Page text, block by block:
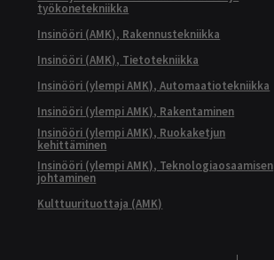
työkonetekniikka
Insinööri (AMK), Rakennustekniikka
Insinööri (AMK), Tietotekniikka
Insinööri (ylempi AMK), Automaatiotekniikka
Insinööri (ylempi AMK), Rakentaminen
Insinööri (ylempi AMK), Ruokaketjun
kehittäminen
Insinööri (ylempi AMK), Teknologiaosaamisen
johtaminen
Kulttuurituottaja (AMK)